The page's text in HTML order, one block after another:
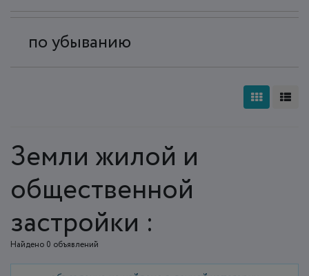
по убыванию
Земли жилой и
общественной
застройки :
Найдено 0 объявлений